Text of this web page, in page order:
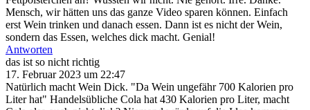
Mensch, wir hätten uns das ganze Video sparen können. Einfach
erst Wein trinken und danach essen. Dann ist es nicht der Wein,
sondern das Essen, welches dick macht. Genial!
Antworten
das ist so nicht richtig
17. Februar 2023 um 22:47
Natürlich macht Wein Dick. "Da Wein ungefähr 700 Kalorien pro
Liter hat" Handelsübliche Cola hat 430 Kalorien pro Liter, macht